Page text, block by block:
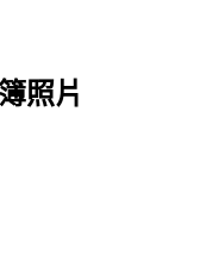
照片